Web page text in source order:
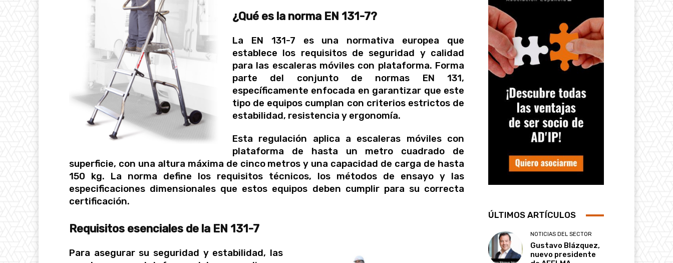
¿Qué es la norma EN 131-7?
La EN 131-7 es una normativa europea que
establece los requisitos de seguridad y calidad
para las escaleras móviles con plataforma. Forma
parte del conjunto de normas EN 131,
específicamente enfocada en garantizar que este
tipo de equipos cumplan con criterios estrictos de
estabilidad, resistencia y ergonomía.
Esta regulación aplica a escaleras móviles con
plataforma de hasta un metro cuadrado de
superficie, con una altura máxima de cinco metros y una capacidad de carga de hasta
150 kg. La norma define los requisitos técnicos, los métodos de ensayo y las
especificaciones dimensionales que estos equipos deben cumplir para su correcta
certificación.
Requisitos esenciales de la EN 131-7
Para asegurar su seguridad y estabilidad, las
ÚLTIMOS ARTÍCULOS
NOTICIAS DEL SECTOR
Gustavo Blázquez,
nuevo presidente